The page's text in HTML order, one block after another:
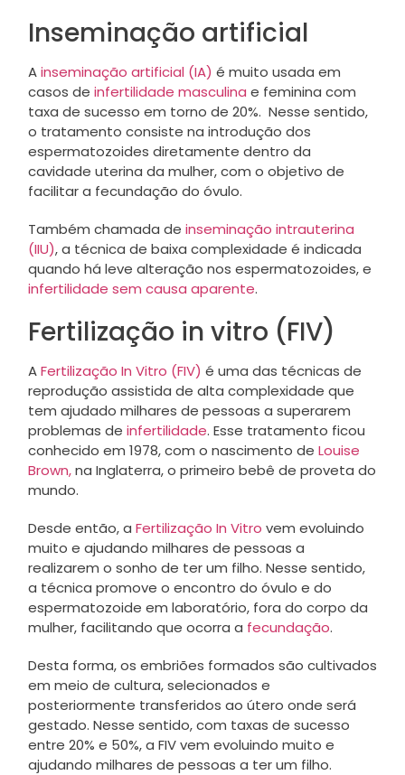
Inseminação artificial
Ainseminação artificial (IA) é muito usada em
casos de infertilidade masculina e feminina com
taxa de sucesso em torno de 20%. Nesse sentido,
o tratamento consiste na introdução dos
espermatozoides diretamente dentro da
cavidade uterina da mulher, com o objetivo de
facilitar a fecundação do óvulo.
Também chamada de inseminação intrauterina
(IIU), a técnica de baixa complexidade é indicada
quando há leve alteração nos espermatozoides, e
infertilidade sem causa aparente.
Fertilização in vitro (FIV)
AFertilização In Vitro (FIV) é uma das técnicas de
reprodução assistida de alta complexidade que
tem ajudado milhares de pessoas a superarem
problemas de infertilidade. Esse tratamento ficou
conhecido em 1978, com o nascimento de Louise
Brown,na Inglaterra, o primeiro bebê de proveta do
mundo.
Desde então, a Fertilização In Vitro vem evoluindo
muito e ajudando milhares de pessoas a
realizarem o sonho de ter um filho. Nesse sentido,
a técnica promove o encontro do óvulo e do
espermatozoide em laboratório, fora do corpo da
mulher, facilitando que ocorra a fecundação.
Desta forma, os embriões formados são cultivados
em meio de cultura, selecionados e
posteriormente transferidos ao útero onde será
gestado. Nesse sentido, com taxas de sucesso
entre 20% e 50%, a FIV vem evoluindo muito e
ajudando milhares de pessoas a ter um filho.